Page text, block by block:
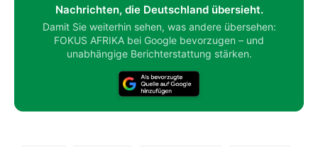
Nachrichten, die Deutschland übersieht.
Damit Sie weiterhin sehen, was andere übersehen:
FOKUS AFRIKA bei Google bevorzugen – und
unabhängige Berichterstattung stärken.